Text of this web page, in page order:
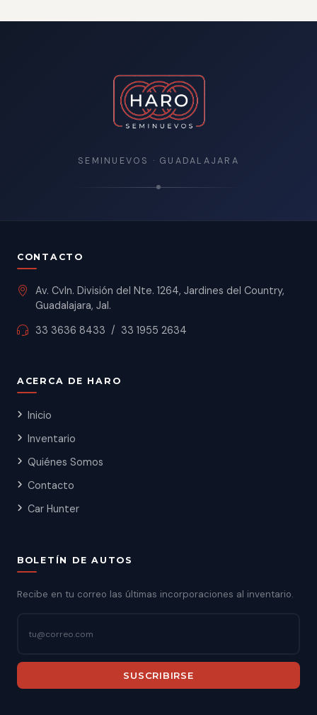
SEMINUEVOS · GUADALAJARA
CONTACTO
Av. Cvln. División del Nte. 1264, Jardines del Country,
Guadalajara, Jal.
33 3636 8433 / 33 1955 2634
ACERCA DE HARO
Inicio
Inventario
Quiénes Somos
Contacto
Car Hunter
BOLETÍN DE AUTOS
Recibe en tu correo las últimas incorporaciones al inventario.
SUSCRIBIRSE